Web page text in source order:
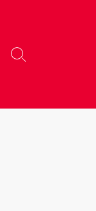
検
替